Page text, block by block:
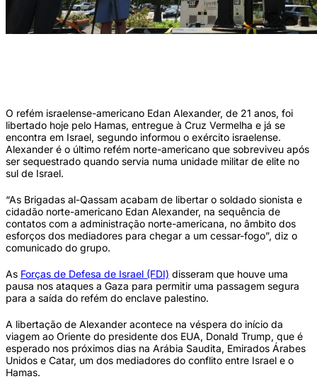
O refém israelense-americano Edan Alexander, de 21 anos, foi
libertado hoje pelo Hamas, entregue à Cruz Vermelha e já se
encontra em Israel, segundo informou o exército israelense.
Alexander é o último refém norte-americano que sobreviveu após
ser sequestrado quando servia numa unidade militar de elite no
sul de Israel.
“As Brigadas al-Qassam acabam de libertar o soldado sionista e
cidadão norte-americano Edan Alexander, na sequência de
contatos com a administração norte-americana, no âmbito dos
esforços dos mediadores para chegar a um cessar-fogo”, diz o
comunicado do grupo.
As Forças de Defesa de Israel (FDI) disseram que houve uma
pausa nos ataques a Gaza para permitir uma passagem segura
para a saída do refém do enclave palestino.
A libertação de Alexander acontece na véspera do início da
viagem ao Oriente do presidente dos EUA, Donald Trump, que é
esperado nos próximos dias na Arábia Saudita, Emirados Árabes
Unidos e Catar, um dos mediadores do conflito entre Israel e o
Hamas.